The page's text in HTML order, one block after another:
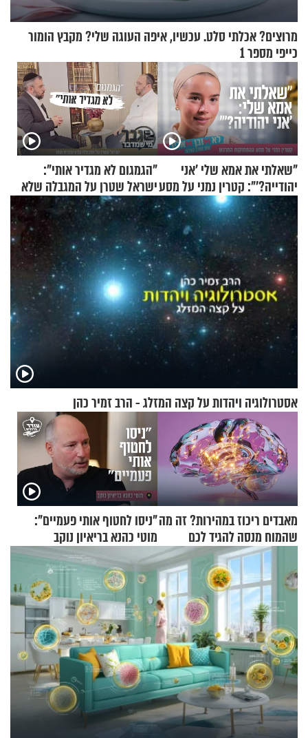
מרוצים? אכלתי סלט. עכשיו, איפה העוגה שלי? מקבץ הומור
כייפי מספר 1
"שאלתי את אמא שלי 'אני
יהודייה?'": קטרין נמני על מסע
ההתחזקות המרגש
"הגמגום לא מגדיר אותי":
ישראל שטרן על המגבלה שלא
עוצרת אותו
אסטרולוגיה ויהדות על קצה המזלג - הרב זמיר כהן
מאבדים ריכוז במהירות? זה מה
שהמוח מנסה להגיד לכם
"ניסו לחטוף אותי פעמיים":
מוטי כהנא בריאיון נוקב